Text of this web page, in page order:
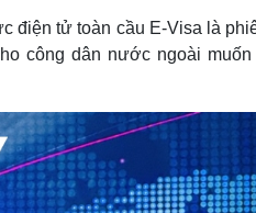
:
5
.
8
điện tử toàn cầu E-Visa là
công dân nước ngoài